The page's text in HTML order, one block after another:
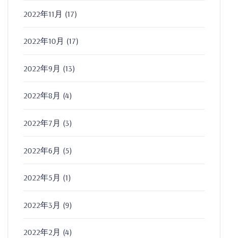
2022年11月 (17)
2022年10月 (17)
2022年9月 (13)
2022年8月 (4)
2022年7月 (3)
2022年6月 (5)
2022年5月 (1)
2022年3月 (9)
2022年2月 (4)